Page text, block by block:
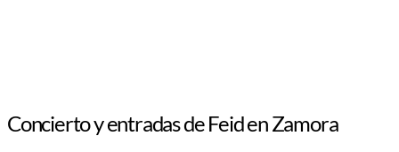
Concierto y entradas de Feid en Zamora